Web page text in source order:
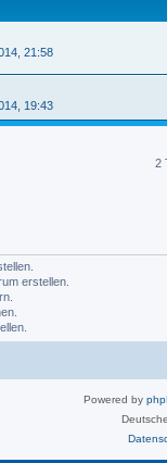
21:58
19:43
2
erstellen.
Powered by